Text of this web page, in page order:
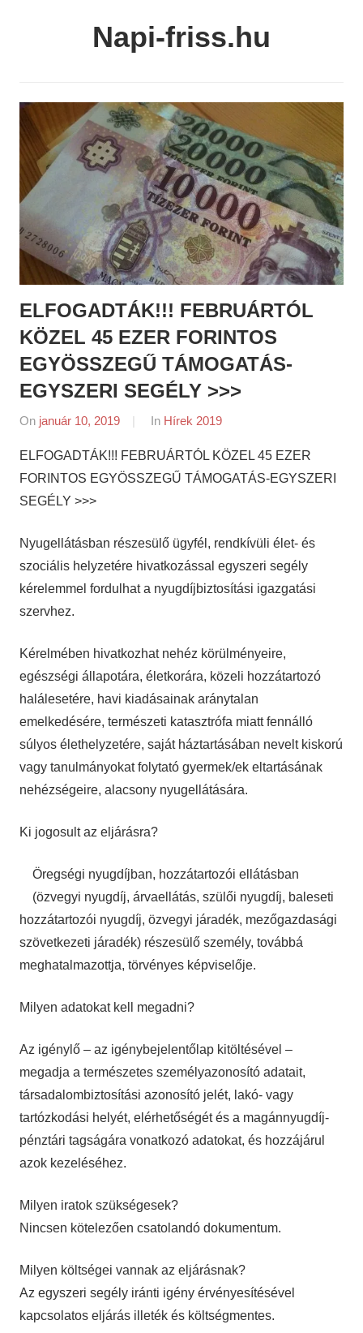
Napi-friss.hu
ELFOGADTÁK!!! FEBRUÁRTÓL
KÖZEL 45 EZER FORINTOS
EGYÖSSZEGŰ TÁMOGATÁS-
EGYSZERI SEGÉLY >>>
On január 10, 2019
By
In Hírek 2019
ELFOGADTÁK!!! FEBRUÁRTÓL KÖZEL 45 EZER
FORINTOS EGYÖSSZEGŰ TÁMOGATÁS-EGYSZERI
SEGÉLY >>>
Nyugellátásban részesülő ügyfél, rendkívüli élet- és
szociális helyzetére hivatkozással egyszeri segély
kérelemmel fordulhat a nyugdíjbiztosítási igazgatási
szervhez.
Kérelmében hivatkozhat nehéz körülményeire,
egészségi állapotára, életkorára, közeli hozzátartozó
halálesetére, havi kiadásainak aránytalan
emelkedésére, természeti katasztrófa miatt fennálló
súlyos élethelyzetére, saját háztartásában nevelt kiskorú
vagy tanulmányokat folytató gyermek/ek eltartásának
nehézségeire, alacsony nyugellátására.
Ki jogosult az eljárásra?
Öregségi nyugdíjban, hozzátartozói ellátásban
(özvegyi nyugdíj, árvaellátás, szülői nyugdíj, baleseti
hozzátartozói nyugdíj, özvegyi járadék, mezőgazdasági
szövetkezeti járadék) részesülő személy, továbbá
meghatalmazottja, törvényes képviselője.
Milyen adatokat kell megadni?
Az igénylő – az igénybejelentőlap kitöltésével –
megadja a természetes személyazonosító adatait,
társadalombiztosítási azonosító jelét, lakó- vagy
tartózkodási helyét, elérhetőségét és a magánnyugdíj-
pénztári tagságára vonatkozó adatokat, és hozzájárul
azok kezeléséhez.
Milyen iratok szükségesek?
Nincsen kötelezően csatolandó dokumentum.
Milyen költségei vannak az eljárásnak?
Az egyszeri segély iránti igény érvényesítésével
kapcsolatos eljárás illeték és költségmentes.